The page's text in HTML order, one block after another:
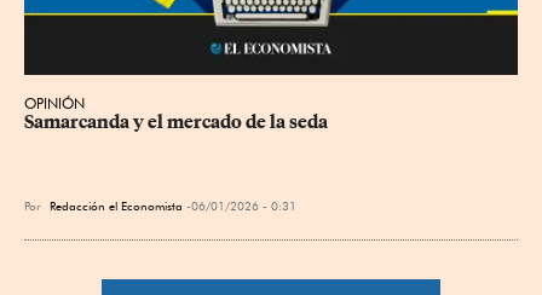
OPINIÓN
Samarcanda y el mercado de la seda
Por Redacción el Economista 06/01/2026 - 0:31